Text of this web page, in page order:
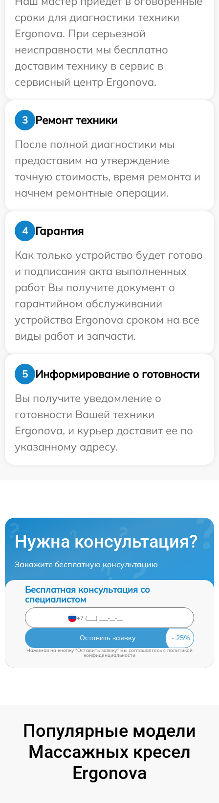
сроки для диагностики техники
Ergonova. При серьезной
неисправности мы бесплатно
доставим технику в сервис в
сервисный центр Ergonova.
3
Ремонт техники
После полной диагностики мы
предоставим на утверждение
точную стоимость, время ремонта и
начнем ремонтные операции.
4
Гарантия
Как только устройство будет готово
и подписания акта выполненных
работ Вы получите документ о
гарантийном обслуживании
устройства Ergonova сроком на все
виды работ и запчасти.
5
Информирование о готовности
Вы получите уведомление о
готовности Вашей техники
Ergonova, и курьер доставит ее по
указанному адресу.
Нужна консультация?
Закажите бесплатную консультацию
Бесплатная консультация со
специалистом
Оставить заявку
Нажимая на кнопку "Оставить заявку" Вы соглашаетесь cполитикой
конфиденциальности
Популярные модели
Массажных кресел
Ergonova